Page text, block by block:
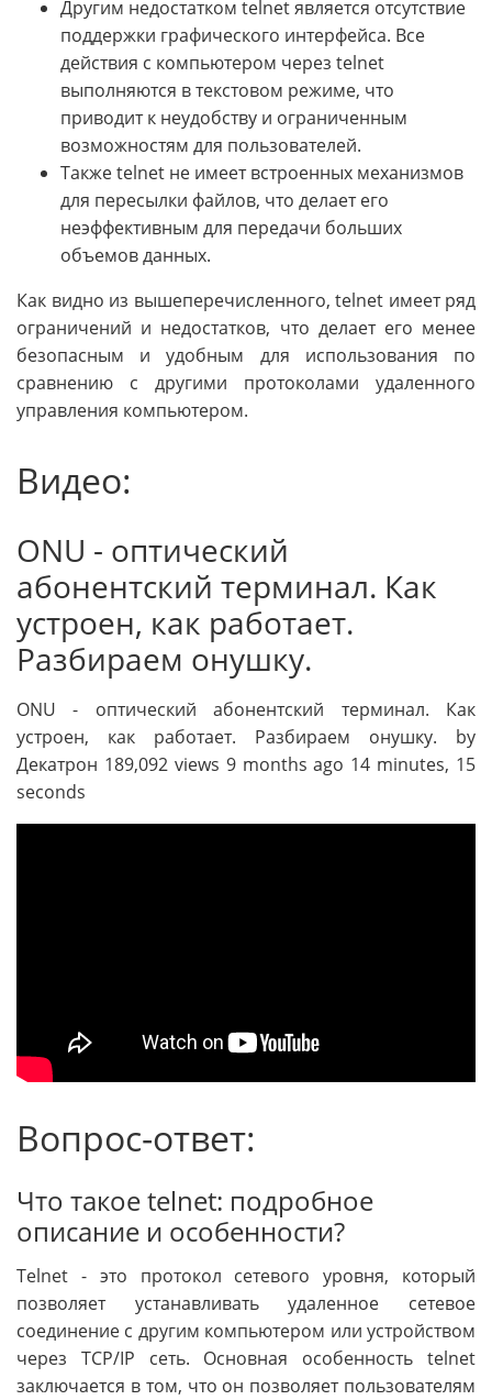
Другим недостатком telnet является отсутствие
поддержки графического интерфейса. Все
действия с компьютером через telnet
выполняются в текстовом режиме, что
приводит к неудобству и ограниченным
возможностям для пользователей.
Также telnet не имеет встроенных механизмов
для пересылки файлов, что делает его
неэффективным для передачи больших
объемов данных.
Как видно из вышеперечисленного, telnet имеет ряд
ограничений и недостатков, что делает его менее
безопасным и удобным для использования по
сравнению с другими протоколами удаленного
управления компьютером.
Видео:
ONU - оптический
абонентский терминал. Как
устроен, как работает.
Разбираем онушку.
ONU - оптический абонентский терминал. Как
устроен, как работает. Разбираем онушку. by
Декатрон 189,092 views 9 months ago 14 minutes, 15
seconds
Вопрос-ответ:
Что такое telnet: подробное
описание и особенности?
Telnet - это протокол сетевого уровня, который
позволяет устанавливать удаленное сетевое
соединение с другим компьютером или устройством
через TCP/IP сеть. Основная особенность telnet
заключается в том, что он позволяет пользователям